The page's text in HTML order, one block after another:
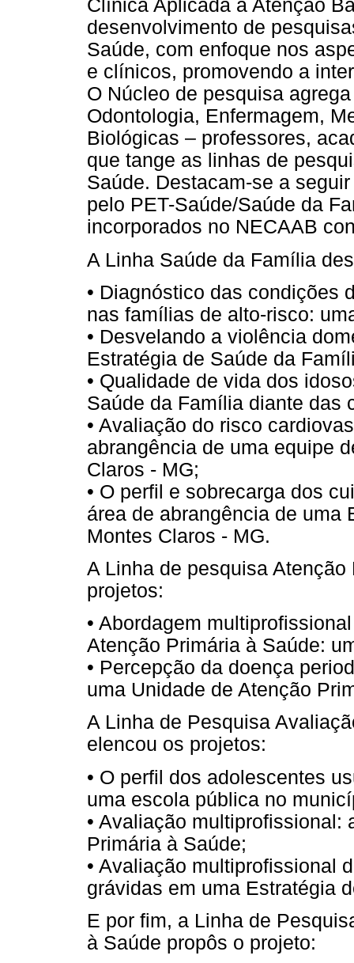
Clínica Aplicada à Atenção
desenvolvimento de
Saúde, com enfoque nos
e clínicos, promovendo a
O Núcleo de pesquisa
Odontologia, Enfermagem,
Biológicas – professores,
que tange as linhas de
Saúde. Destacam-se a
pelo PET-Saúde/Saúde da
incorporados no NECAAB
A Linha Saúde da Família
• Diagnóstico das condições
nas famílias de alto-risco:
• Desvelando a violência
Estratégia de Saúde da
• Qualidade de vida dos
Saúde da Família diante das
• Avaliação do risco
abrangência de uma equipe
Claros - MG;
• O perfil e sobrecarga dos
área de abrangência de uma
Montes Claros - MG.
A Linha de pesquisa
projetos:
• Abordagem
Atenção Primária à Saúde:
• Percepção da doença
uma Unidade de Atenção
A Linha de Pesquisa
elencou os projetos:
• O perfil dos adolescentes
uma escola pública no
• Avaliação multiprofissional:
Primária à Saúde;
• Avaliação multiprofissional
grávidas em uma Estratégia
E por fim, a Linha de
à Saúde propôs o projeto: